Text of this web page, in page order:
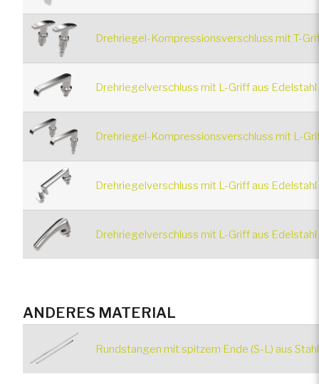
Drehriegel-Kompressionsverschluss mit T-
Drehriegelverschluss mit L-Griff aus
Drehriegel-Kompressionsverschluss mit L-
Drehriegelverschluss mit L-Griff aus
Drehriegelverschluss mit L-Griff aus
ANDERES MATERIAL
Rundstangen mit spitzem Ende (S-L) aus